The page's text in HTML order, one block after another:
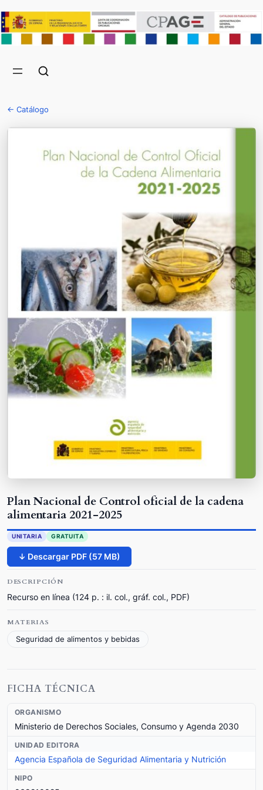
← Catálogo
Plan Nacional de Control oficial de la cadena
alimentaria 2021-2025
UNITARIA GRATUITA
↓ Descargar PDF (57 MB)
DESCRIPCIÓN
Recurso en línea (124 p. : il. col., gráf. col., PDF)
MATERIAS
Seguridad de alimentos y bebidas
FICHA TÉCNICA
ORGANISMO
Ministerio de Derechos Sociales, Consumo y Agenda 2030
UNIDAD EDITORA
Agencia Española de Seguridad Alimentaria y Nutrición
NIPO